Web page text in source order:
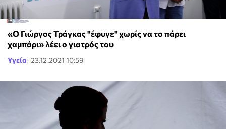
«Ο Γιώργος Τράγκας "έφυγε" χωρίς να το πάρει
χαμπάρι» λέει ο γιατρός του
Υγεία 23.12.2021 10:59